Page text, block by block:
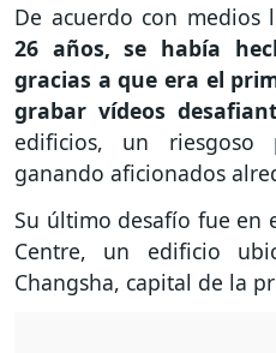
De acuerdo con medios
26 años, se había
gracias a que era el
grabar vídeos
edificios, un riesgoso
ganando aficionados
Su último desafío fue en
Centre, un edificio
Changsha, capital de la